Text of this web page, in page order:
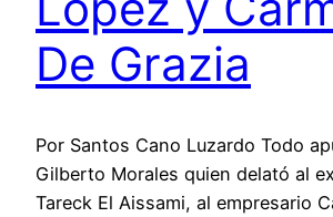
De Grazia
Por Santos Cano Luzardo Todo
Gilberto Morales quien delató al
Tareck El Aissami, al empresario